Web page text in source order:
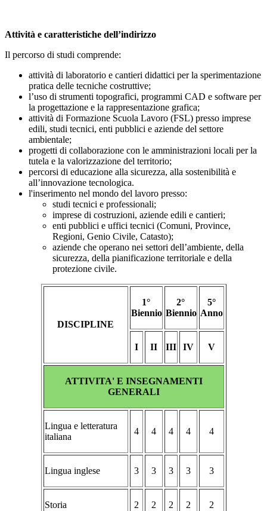
Attività e caratteristiche dell’indirizzo
Il percorso di studi comprende:
attività di laboratorio e cantieri didattici per la sperimentazione
pratica delle tecniche costruttive;
l’uso di strumenti topografici, programmi CAD e software per
la progettazione e la rappresentazione grafica;
attività di Formazione Scuola Lavoro (FSL) presso imprese
edili, studi tecnici, enti pubblici e aziende del settore
ambientale;
progetti di collaborazione con le amministrazioni locali per la
tutela e la valorizzazione del territorio;
percorsi di educazione alla sicurezza, alla sostenibilità e
all’innovazione tecnologica.
l'inserimento nel mondo del lavoro presso:
studi tecnici e professionali;
imprese di costruzioni, aziende edili e cantieri;
enti pubblici e uffici tecnici (Comuni, Province,
Regioni, Genio Civile, Catasto);
aziende che operano nei settori dell’ambiente, della
sicurezza, della pianificazione territoriale e della
protezione civile.
DISCIPLINE
1°
Biennio
2°
Biennio
5°
Anno
I II III IV V
ATTIVITA' E INSEGNAMENTI
GENERALI
Lingua e letteratura
italiana
4 4 4 4 4
Lingua inglese 3 3 3 3 3
Storia 2 2 2 2 2